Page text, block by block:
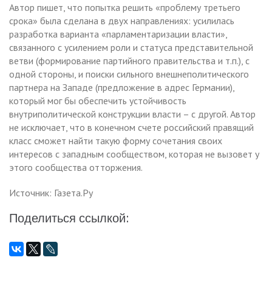
Автор пишет, что попытка решить «проблему третьего
срока» была сделана в двух направлениях: усилилась
разработка варианта «парламентаризации власти»,
связанного с усилением роли и статуса представительной
ветви (формирование партийного правительства и т.п.), с
одной стороны, и поиски сильного внешнеполитического
партнера на Западе (предложение в адрес Германии),
который мог бы обеспечить устойчивость
внутриполитической конструкции власти – с другой. Автор
не исключает, что в конечном счете российский правящий
класс сможет найти такую форму сочетания своих
интересов с западным сообществом, которая не вызовет у
этого сообщества отторжения.
Источник: Газета.Ру
Поделиться ссылкой: